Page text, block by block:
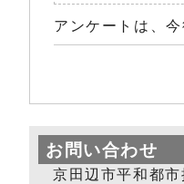
アンケートは、
お問い合わせ
京田辺市平和都